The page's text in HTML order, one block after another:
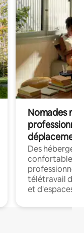
Nomades
déplacement
Des
confortables
professionnels
télétravail
et d'espaces